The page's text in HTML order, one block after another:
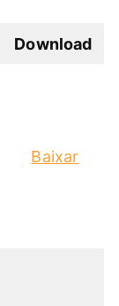
Download
Baixar